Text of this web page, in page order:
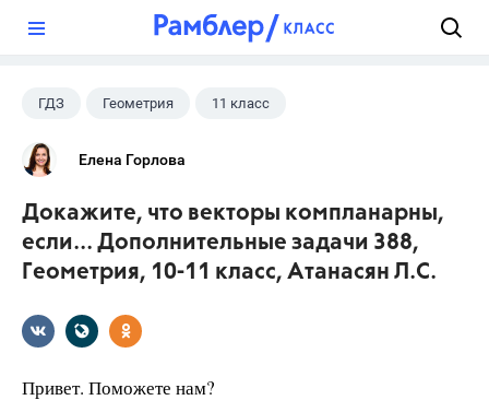
ГДЗ Геометрия 11 класс
10 класс
Елена Горлова
Докажите, что векторы компланарны,
если... Дополнительные задачи 388,
Геометрия, 10-11 класс, Атанасян Л.С.
Привет. Поможете нам?